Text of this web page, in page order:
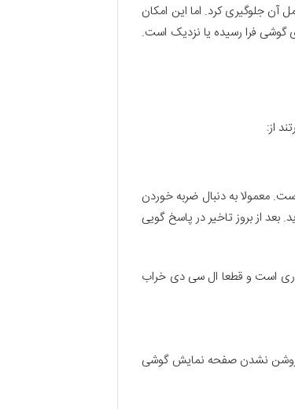
آن جلوگیری کرد. اما این امکان
فرا رسیده یا نزدیک است.
از:
معمولا به دنبال ضربه خوردن
از بروز تاخیر در پاسخ گویی
است و قطعا ال سی دی خراب
روشن نشدن صفحه نمایش گوشی